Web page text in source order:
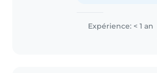
Expérience: < 1 an